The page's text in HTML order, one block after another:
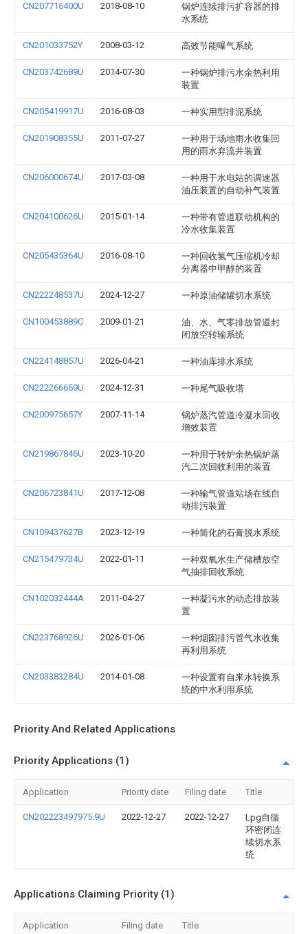
CN207716400U 2018-08-10
锅炉连续排污扩容器的排
水系统
CN201033752Y 2008-03-12 高效节能曝气系统
CN203742689U 2014-07-30
一种锅炉排污水余热利用
装置
CN205419917U 2016-08-03 一种实用型排泥系统
CN201908355U 2011-07-27
一种用于场地雨水收集回
用的雨水弃流井装置
CN206000674U 2017-03-08
一种用于水电站的调速器
油压装置的自动补气装置
CN204100626U 2015-01-14
一种带有管道联动机构的
冷水收集装置
CN205435364U 2016-08-10
一种回收氢气压缩机冷却
分离器中甲醇的装置
CN222248537U 2024-12-27 一种原油储罐切水系统
CN100453889C 2009-01-21
油、水、气零排放管道封
闭放空转输系统
CN224148857U 2026-04-21 一种油库排水系统
CN222266659U 2024-12-31 一种尾气吸收塔
CN200975657Y 2007-11-14
锅炉蒸汽管道冷凝水回收
增效装置
CN219867846U 2023-10-20
一种用于转炉余热锅炉蒸
汽二次回收利用的装置
CN206723841U 2017-12-08
一种输气管道站场在线自
动排污装置
CN109437627B 2023-12-19 一种简化的石膏脱水系统
CN215479734U 2022-01-11
一种双氧水生产储槽放空
气抽排回收系统
CN102032444A 2011-04-27
一种凝污水的动态排放装
置
CN223768926U 2026-01-06
一种烟囱排污管气水收集
再利用系统
CN203383284U 2014-01-08
一种设置有自来水转换系
统的中水利用系统
Priority And Related Applications
Priority Applications (1)
Application Priority date Filing date Title
CN202223497975.9U 2022-12-27 2022-12-27
Lpg自循
环密闭连
续切水系
统
Applications Claiming Priority (1)
Application Filing date Title